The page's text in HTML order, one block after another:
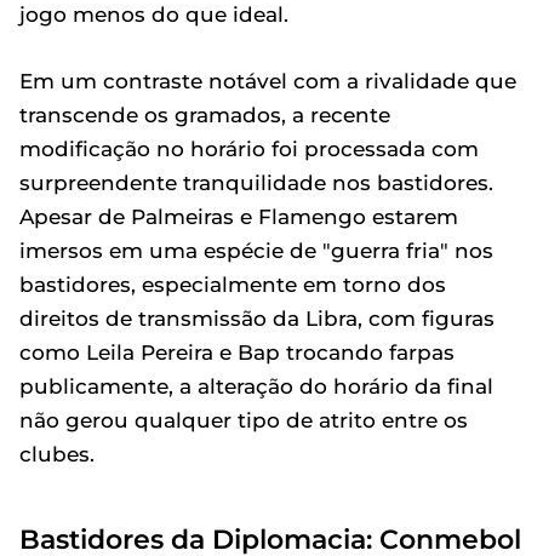
jogo menos do que ideal.
Em um contraste notável com a rivalidade que
transcende os gramados, a recente
modificação no horário foi processada com
surpreendente tranquilidade nos bastidores.
Apesar de Palmeiras e Flamengo estarem
imersos em uma espécie de "guerra fria" nos
bastidores, especialmente em torno dos
direitos de transmissão da Libra, com figuras
como Leila Pereira e Bap trocando farpas
publicamente, a alteração do horário da final
não gerou qualquer tipo de atrito entre os
clubes.
Bastidores da Diplomacia: Conmebol